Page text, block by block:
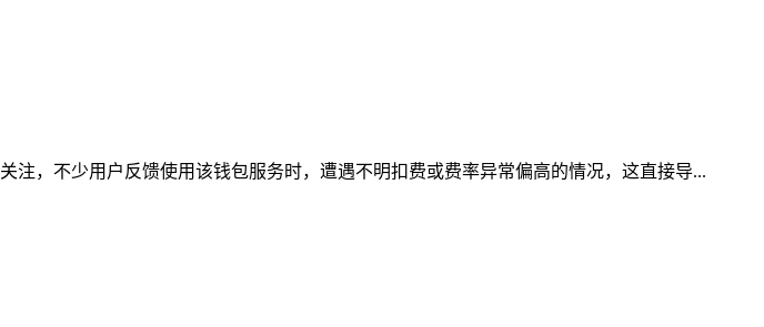
，不少用户反馈使用该钱包服务时，遭遇不明扣费或费率异常偏高的情况，这直接导...